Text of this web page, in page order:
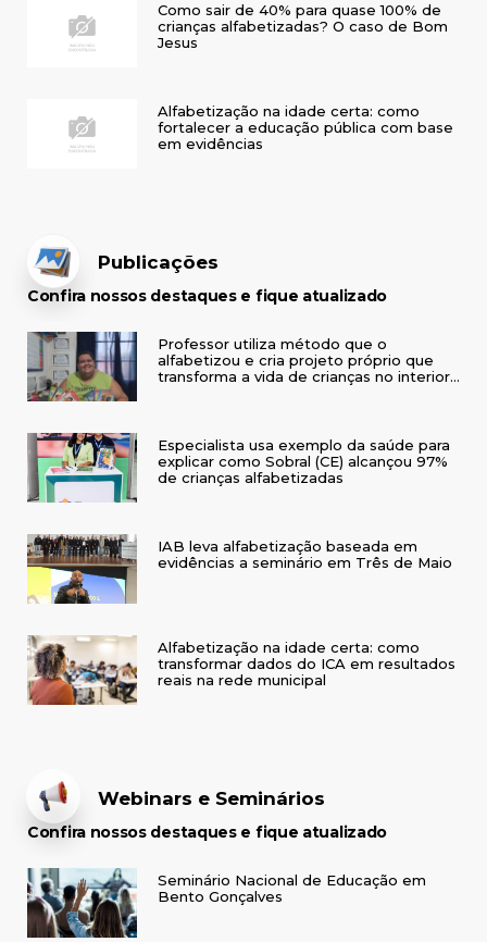
Como sair de 40% para quase 100% de
crianças alfabetizadas? O caso de Bom
Jesus
Alfabetização na idade certa: como
fortalecer a educação pública com base
em evidências
Publicações
Confira nossos destaques e fique atualizado
Professor utiliza método que o
alfabetizou e cria projeto próprio que
transforma a vida de crianças no interior
Especialista usa exemplo da saúde para
explicar como Sobral (CE) alcançou 97%
de crianças alfabetizadas
IAB leva alfabetização baseada em
evidências a seminário em Três de Maio
Alfabetização na idade certa: como
transformar dados do ICA em resultados
reais na rede municipal
Webinars e Seminários
Confira nossos destaques e fique atualizado
Seminário Nacional de Educação em
Bento Gonçalves